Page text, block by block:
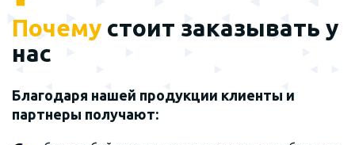
Почему стоит заказывать у
нас
Благодаря нашей продукции клиенты и
партнеры получают: